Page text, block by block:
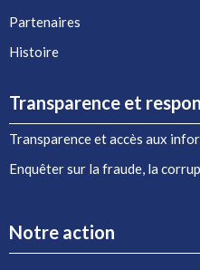
Partenaires
Histoire
Transparence et
Transparence et accès aux
Enquêter sur la fraude, la
Notre action